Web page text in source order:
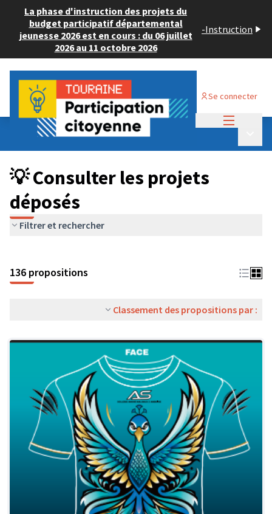
La phase d'instruction des projets du
budget participatif départemental
jeunesse 2026 est en cours : du 06 juillet
2026 au 11 octobre 2026
-Instruction
Se connecter
Budget Participatif JEUNESSE 2024
💡 Consulter les projets déposés
💡 Consulter les projets
déposés
Filtrer et rechercher
136 propositions
Classement des propositions par :